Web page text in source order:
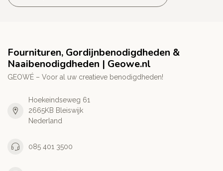
Fournituren, Gordijnbenodigdheden &
Naaibenodigdheden | Geowe.nl
GEOWÉ – Voor al uw creatieve benodigdheden!
Hoekeindseweg 61
2665KB Bleiswijk
Nederland
085 401 3500